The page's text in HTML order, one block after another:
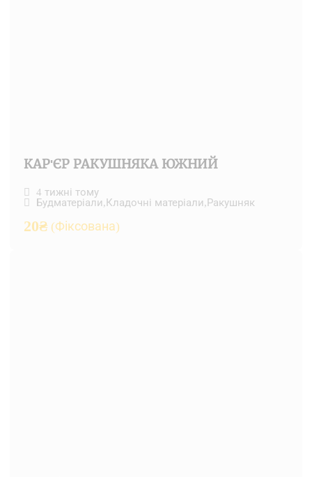
КАР'ЄР РАКУШНЯКА ЮЖНИЙ
4 тижні тому
Будматеріали, Кладочні матеріали, Ракушняк
20₴ (Фіксована)